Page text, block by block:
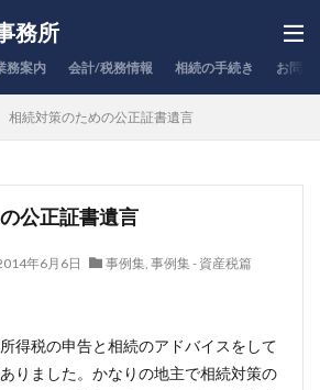
務案内 会計/税務情報 相続の手続き お問合
相続対策のための公正証書遺言
公正証書遺言
年6月6日 事例集, 事例集 - 資産税篇
得税の申告と相続のアドバイスをして
りました。かなりの地主で相続対策の